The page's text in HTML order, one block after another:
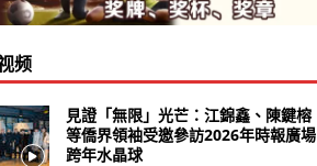
频
見證「無限」光芒：江錦鑫、陳鍵榕
等僑界領袖受邀參訪2026年時報廣場
跨年水晶球